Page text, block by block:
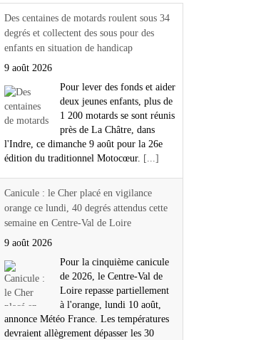
Des centaines de motards roulent sous 34
degrés et collectent des sous pour des
enfants en situation de handicap
9 août 2026
Pour lever des fonds et aider
deux jeunes enfants, plus de
1 200 motards se sont réunis
près de La Châtre, dans
l'Indre, ce dimanche 9 août pour la 26e
édition du traditionnel Motocœur. [...]
Canicule : le Cher placé en vigilance
orange ce lundi, 40 degrés attendus cette
semaine en Centre-Val de Loire
9 août 2026
Pour la cinquième canicule
de 2026, le Centre-Val de
Loire repasse partiellement
à l'orange, lundi 10 août,
annonce Météo France. Les températures
devraient allègrement dépasser les 30